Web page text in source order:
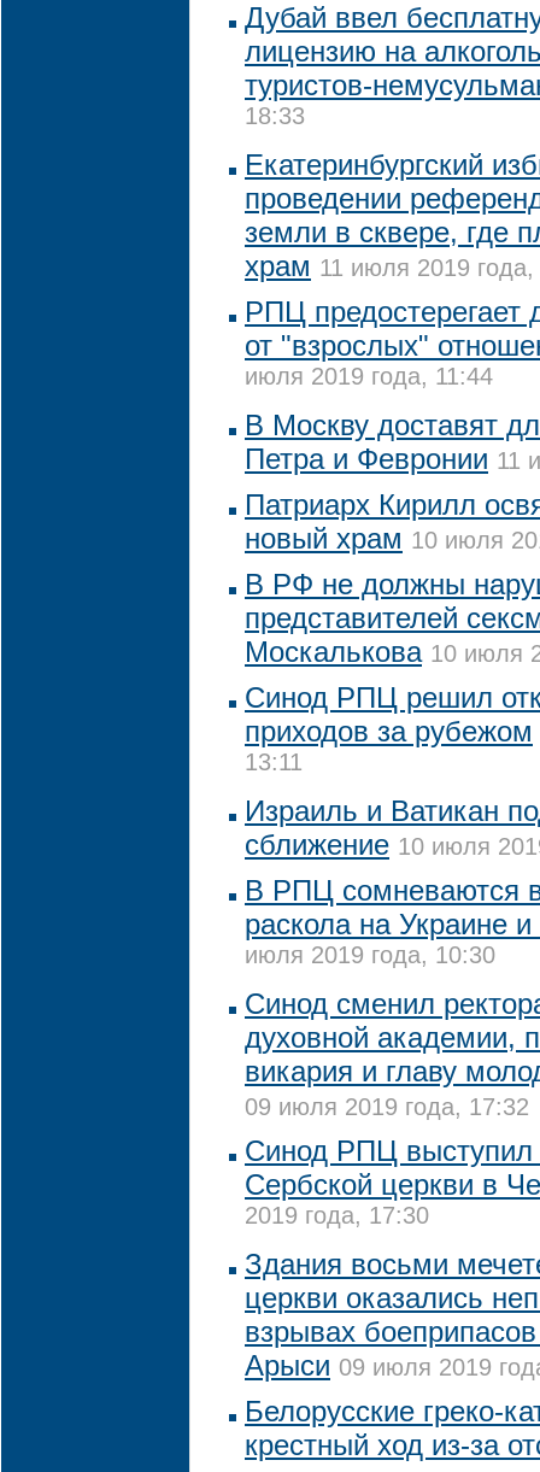
Дубай ввел
лицензию на
туристов-
18:33
Екатеринбургский
проведении
земли в сквере, где
храм 11 июля 2019
РПЦ предостерегает
от "взрослых"
июля 2019 года, 11:44
В Москву доставят
Петра и Февронии 11
Патриарх Кирилл
новый храм 10 июля
В РФ не должны
представителей
Москалькова 10 июля
Синод РПЦ решил
приходов за рубежом
13:11
Израиль и Ватикан
сближение 10 июля
В РПЦ сомневаются
раскола на Украине
июля 2019 года, 10:30
Синод сменил
духовной академии,
викария и главу
09 июля 2019 года, 17:32
Синод РПЦ выступил
Сербской церкви в
2019 года, 17:30
Здания восьми
церкви оказались
взрывах
Арыси 09 июля 2019
Белорусские греко-
крестный ход из-за